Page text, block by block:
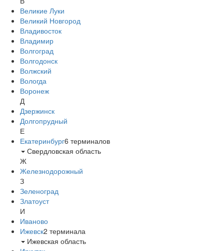
Великие Луки
Великий Новгород
Владивосток
Владимир
Волгоград
Волгодонск
Волжский
Вологда
Воронеж
Д
Дзержинск
Долгопрудный
Е
Екатеринбург6 терминалов
Свердловская область
Ж
Железнодорожный
З
Зеленоград
Златоуст
И
Иваново
Ижевск2 терминала
Ижевская область